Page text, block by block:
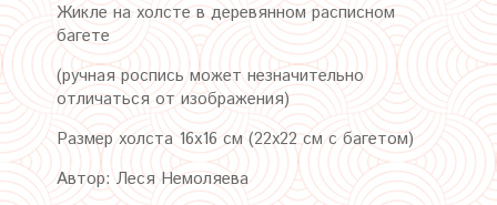
Жикле на холсте в деревянном расписном
багете
(ручная роспись может незначительно
отличаться от изображения)
Размер холста 16х16 см (22х22 см с багетом)
Автор: Леся Немоляева